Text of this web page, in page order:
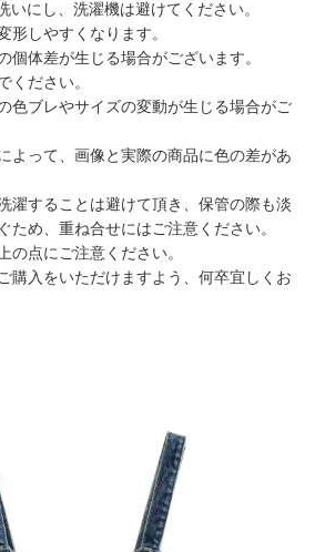
いにし、洗濯機は避けてください。
形しやすくなります。
個体差が生じる場合がございます。
ください。
色ブレやサイズの変動が生じる場合がご
よって、画像と実際の商品に色の差があ
濯することは避けて頂き、保管の際も淡
ため、重ね合せにはご注意ください。
の点にご注意ください。
購入をいただけますよう、何卒宜しくお